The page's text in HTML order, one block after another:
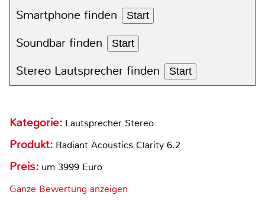
Smartphone finden Start
Soundbar finden Start
Stereo Lautsprecher finden Start
Kategorie: Lautsprecher Stereo
Produkt: Radiant Acoustics Clarity 6.2
Preis: um 3999 Euro
Ganze Bewertung anzeigen